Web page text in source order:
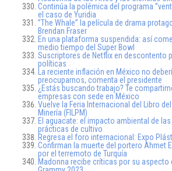
Continúa la polémica del programa
el caso de Yuridia
”The Whale” la película de drama
Brendan Fraser
En una plataforma suspendida: así
medio tiempo del Super Bowl
Suscriptores de Netflix en descontento
políticas
La reciente inflación en México no
preocuparnos, comenta el presidente
¿Estás buscando trabajo? Te
empresas con sede en México
Vuelve la Feria Internacional del Libro
Minería (FILPM)
El aguacate: el impacto ambiental de
prácticas de cultivo
Regresa el foro internacional: Expo
Confirman la muerte del portero Ahmet
por el terremoto de Turquía
Madonna recibe críticas por su aspecto